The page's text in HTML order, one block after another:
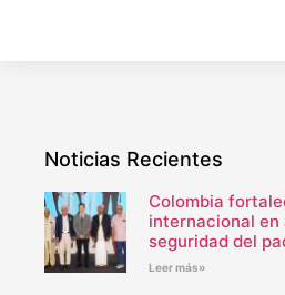
Noticias Recientes
Colombia
internacional en
seguridad del
Leer más»